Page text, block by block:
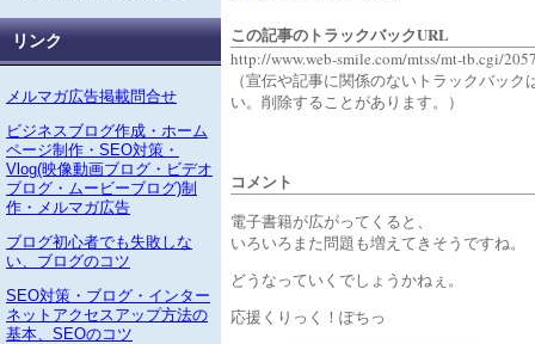
この記事のトラックバックURL
http://www.web-smile.com/mtss/mt-tb.cgi/
（宣伝や記事に関係のないトラックバック
い。削除することがあります。）
コメント
電子書籍が広がってくると、
いろいろまた問題も増えてきそうですね。
どうなっていくでしょうかねぇ。
応援くりっく！ぽちっ
リンク
メルマガ広告掲載問合せ
ビジネスブログ作成・ホーム
ページ制作・SEO対策・
Vlog(映像動画ブログ・ビデオ
ブログ・ムービーブログ)制
作・メルマガ広告
ブログ初心者でも失敗しな
い、ブログのコツ
SEO対策・ブログ・インター
ネットアクセスアップ方法の
基本、SEOのコツ